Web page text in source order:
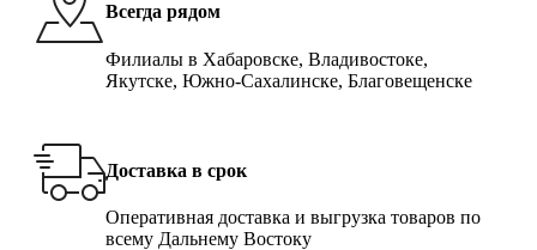
Всегда рядом
Филиалы в Хабаровске, Владивостоке,
Якутске, Южно-Сахалинске, Благовещенске
Доставка в срок
Оперативная доставка и выгрузка товаров по
всему Дальнему Востоку